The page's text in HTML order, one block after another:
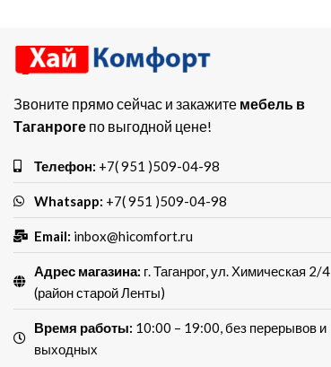
Звоните прямо сейчас и закажите мебель в
Таганроге по выгодной цене!
Телефон: +7( 951 )509-04-98
Whatsapp: +7( 951 )509-04-98
Email: inbox@hicomfort.ru
Адрес магазина: г. Таганрог, ул. Химическая 2/4
(район старой Ленты)
Время работы: 10:00 – 19:00, без перерывов и
выходных